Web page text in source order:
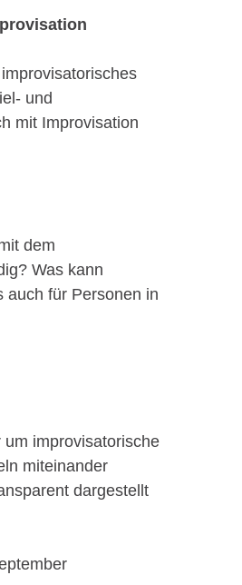
und
mit Improvisation
dem
Was kann
auch für Personen in
improvisatorische
miteinander
dargestellt